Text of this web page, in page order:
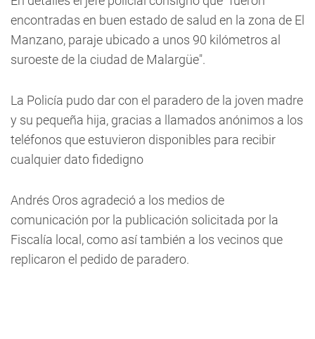
encontradas en buen estado de salud en la zona de El
Manzano, paraje ubicado a unos 90 kilómetros al
suroeste de la ciudad de Malargüe".
La Policía pudo dar con el paradero de la joven madre
y su pequeña hija, gracias a llamados anónimos a los
teléfonos que estuvieron disponibles para recibir
cualquier dato fidedigno
Andrés Oros agradeció a los medios de
comunicación por la publicación solicitada por la
Fiscalía local, como así también a los vecinos que
replicaron el pedido de paradero.